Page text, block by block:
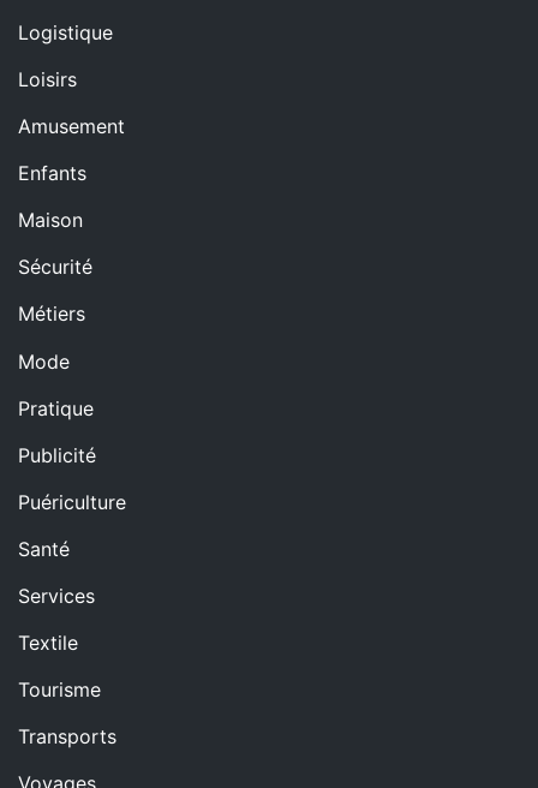
Logistique
Loisirs
Amusement
Enfants
Maison
Sécurité
Métiers
Mode
Pratique
Publicité
Puériculture
Santé
Services
Textile
Tourisme
Transports